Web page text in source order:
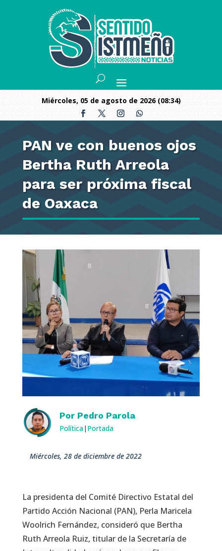
miércoles, 05 de agosto de 2026 (08:34)
PAN ve con buenos ojos
Bertha Ruth Arreola
para ser próxima fiscal
de Oaxaca
Por Pedro Parola
Política| Portada
miércoles, 28 de diciembre de 2022
La presidenta del Comité Directivo Estatal del
Partido Acción Nacional (PAN), Perla Maricela
Woolrich Fernández, consideró que Bertha
Ruth Arreola Ruiz, titular de la Secretaría de